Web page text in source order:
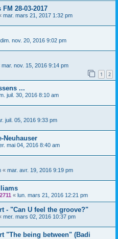
28-03-2017
mar. mars 21, 2017 1:32 pm
dim. nov. 20, 2016 9:02 pm
mar. nov. 15, 2016 9:14 pm
1 2
...
juil. 30, 2016 8:10 am
juil. 05, 2016 9:33 pm
Neuhauser
mai 04, 2016 8:40 am
« mar. avr. 19, 2016 9:19 pm
« lun. mars 21, 2016 12:21 pm
- "Can U feel the groove?"
mer. mars 02, 2016 10:37 pm
"The being between" (Badi